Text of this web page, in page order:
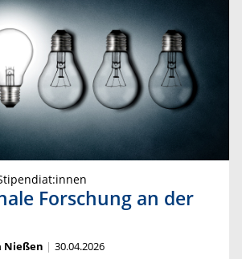
Forschung an der
Nießen 30.04.2026